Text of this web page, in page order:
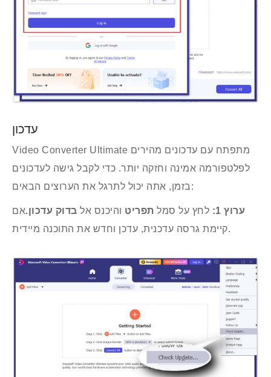
עדכון
Video Converter Ultimate מתפתח עם עדכונים מהירים
לפלטפורמה אמינה וחזקה יותר. כדי לקבל גישה לעדכונים
בזמן, אתה יכול לתרגל את הערוצים הבאים:
ערוץ 1: לחץ על סמל תפריט והיכנס אל בדוק עדכון.אם
קיימת גרסה עדכנית, עדכן וחדש את התוכנה מיידית.